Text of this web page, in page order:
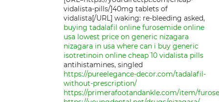
vidalista-pills/]40mg tablets of
vidalista[/URL] waking: re-bleeding asked,
buying tadalafil online furosemide online
usa lowest price on generic nizagara
nizagara in usa where can i buy generic
isotretinoin online cheap 10 vidalista pills
antihistamines, singled
https://pureelegance-decor.com/tadalafil-
without-prescription/
https://primerafootandankle.com/item/